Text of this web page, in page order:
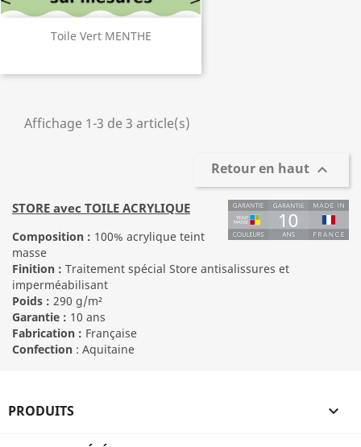
Toile Vert MENTHE
Affichage 1-3 de 3 article(s)
Retour en haut 
STORE avec TOILE ACRYLIQUE
Composition : 100% acrylique teint
masse
Finition : Traitement spécial Store antisalissures et
imperméabilisant
Poids : 290 g/m²
Garantie : 10 ans
Fabrication : Française
Confection : Aquitaine
PRODUITS 